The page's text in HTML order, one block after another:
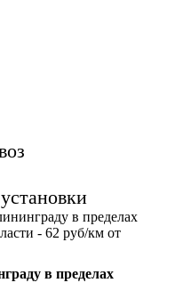
в пределах
- 62 руб/км от
в пределах